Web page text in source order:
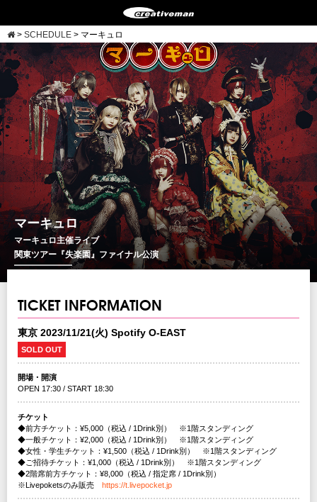
> SCHEDULE > マーキュロ
マーキュロ
マーキュロ主催ライブ
関東ツアー『失楽園』ファイナル公演
TICKET INFORMATION
東京 2023/11/21(火) Spotify O-EAST
SOLD OUT
開場・開演
OPEN 17:30 / START 18:30
チケット
◆前方チケット：¥5,000（税込 / 1Drink別） ※1階スタンディング
◆一般チケット：¥2,000（税込 / 1Drink別） ※1階スタンディング
◆女性・学生チケット：¥1,500（税込 / 1Drink別） ※1階スタンディング
◆ご招待チケット：¥1,000（税込 / 1Drink別） ※1階スタンディング
◆2階席前方チケット：¥8,000（税込 / 指定席 / 1Drink別）
※Livepoketsのみ販売 https://t.livepocket.jp